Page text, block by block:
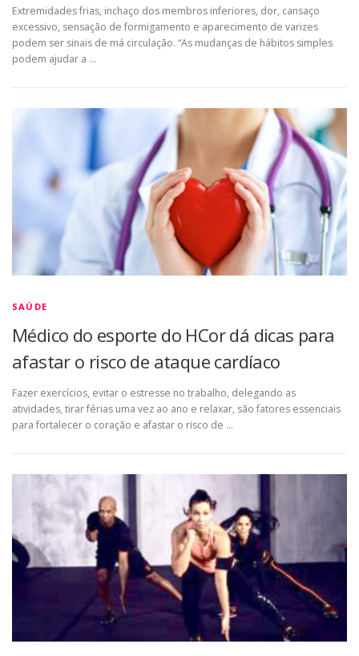
Extremidades frias, inchaço dos membros inferiores, dor, cansaço
excessivo, sensação de formigamento e aparecimento de varizes
podem ser sinais de má circulação. “As mudanças de hábitos simples
podem ajudar a …
SAÚDE
Médico do esporte do HCor dá dicas para
afastar o risco de ataque cardíaco
Fazer exercícios, evitar o estresse no trabalho, delegando as
atividades, tirar férias uma vez ao ano e relaxar, são fatores essenciais
para fortalecer o coração e afastar o risco de …